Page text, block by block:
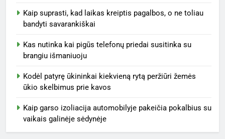
Kaip suprasti, kad laikas kreiptis pagalbos, o ne toliau
bandyti savarankiškai
Kas nutinka kai pigūs telefonų priedai susitinka su
brangiu išmaniuoju
Kodėl patyrę ūkininkai kiekvieną rytą peržiūri žemės
ūkio skelbimus prie kavos
Kaip garso izoliacija automobilyje pakeičia pokalbius su
vaikais galinėje sėdynėje